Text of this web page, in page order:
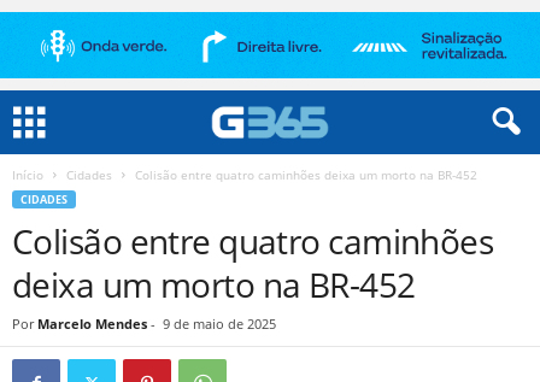
Início Cidades Colisão entre quatro caminhões deixa um morto na BR-452
CIDADES
Colisão entre quatro caminhões
deixa um morto na BR-452
Por Marcelo Mendes - 9 de maio de 2025